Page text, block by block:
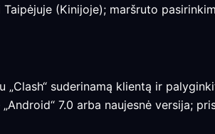
(Kinijoje); maršruto
„Clash“ suderinamą klientą ir
7.0 arba naujesnė versija;